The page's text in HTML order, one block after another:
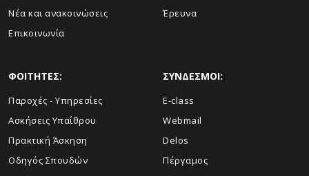
Νέα και ανακοινώσεις
Επικοινωνία
Έρευνα
ΦΟΙΤΗΤΕΣ:
Παροχές - Υπηρεσίες
Ασκήσεις Υπαίθρου
Πρακτική Άσκηση
Οδηγός Σπουδών
ΣΥΝΔΕΣΜΟΙ:
E-class
Webmail
Delos
Πέργαμος